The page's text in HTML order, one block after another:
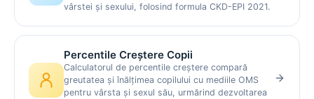
vârstei și sexului, folosind formula CKD-EPI 2021.
Percentile Creștere Copii
Calculatorul de percentile creștere compară
greutatea și înălțimea copilului cu mediile OMS
pentru vârsta și sexul său, urmărind dezvoltarea